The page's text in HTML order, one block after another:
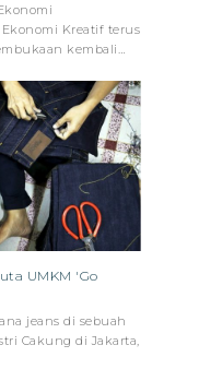
Kreatif terus
kembali…
UMKM 'Go
jeans di sebuah
Cakung di Jakarta,